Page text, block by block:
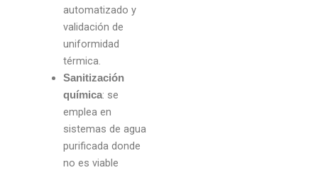
automatizado y
validación de
uniformidad
térmica.
Sanitización
química: se
emplea en
sistemas de agua
purificada donde
no es viable